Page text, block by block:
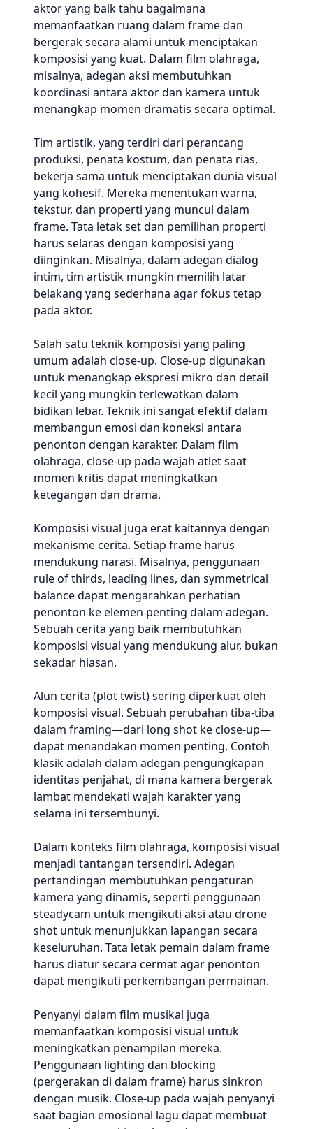
aktor yang baik tahu bagaimana
memanfaatkan ruang dalam frame dan
bergerak secara alami untuk menciptakan
komposisi yang kuat. Dalam film olahraga,
misalnya, adegan aksi membutuhkan
koordinasi antara aktor dan kamera untuk
menangkap momen dramatis secara optimal.
Tim artistik, yang terdiri dari perancang
produksi, penata kostum, dan penata rias,
bekerja sama untuk menciptakan dunia visual
yang kohesif. Mereka menentukan warna,
tekstur, dan properti yang muncul dalam
frame. Tata letak set dan pemilihan properti
harus selaras dengan komposisi yang
diinginkan. Misalnya, dalam adegan dialog
intim, tim artistik mungkin memilih latar
belakang yang sederhana agar fokus tetap
pada aktor.
Salah satu teknik komposisi yang paling
umum adalah close-up. Close-up digunakan
untuk menangkap ekspresi mikro dan detail
kecil yang mungkin terlewatkan dalam
bidikan lebar. Teknik ini sangat efektif dalam
membangun emosi dan koneksi antara
penonton dengan karakter. Dalam film
olahraga, close-up pada wajah atlet saat
momen kritis dapat meningkatkan
ketegangan dan drama.
Komposisi visual juga erat kaitannya dengan
mekanisme cerita. Setiap frame harus
mendukung narasi. Misalnya, penggunaan
rule of thirds, leading lines, dan symmetrical
balance dapat mengarahkan perhatian
penonton ke elemen penting dalam adegan.
Sebuah cerita yang baik membutuhkan
komposisi visual yang mendukung alur, bukan
sekadar hiasan.
Alun cerita (plot twist) sering diperkuat oleh
komposisi visual. Sebuah perubahan tiba-tiba
dalam framing—dari long shot ke close-up—
dapat menandakan momen penting. Contoh
klasik adalah dalam adegan pengungkapan
identitas penjahat, di mana kamera bergerak
lambat mendekati wajah karakter yang
selama ini tersembunyi.
Dalam konteks film olahraga, komposisi visual
menjadi tantangan tersendiri. Adegan
pertandingan membutuhkan pengaturan
kamera yang dinamis, seperti penggunaan
steadycam untuk mengikuti aksi atau drone
shot untuk menunjukkan lapangan secara
keseluruhan. Tata letak pemain dalam frame
harus diatur secara cermat agar penonton
dapat mengikuti perkembangan permainan.
Penyanyi dalam film musikal juga
memanfaatkan komposisi visual untuk
meningkatkan penampilan mereka.
Penggunaan lighting dan blocking
(pergerakan di dalam frame) harus sinkron
dengan musik. Close-up pada wajah penyanyi
saat bagian emosional lagu dapat membuat